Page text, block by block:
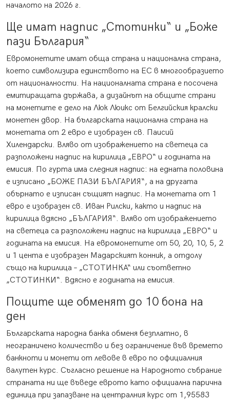
началото на 2026 г.
Ще имат надпис „Стотинки“ и „Боже
пази България“
Евромонетите имат обща страна и национална страна,
което символизира единството на ЕС в многообразието
от националности. На националната страна е посочена
емитиращата държава, а дизайнът на общите страни
на монетите е дело на Люк Люикс от Белгийския кралски
монетен двор. На българската национална страна на
монетата от 2 евро е изобразен св. Паисий
Хилендарски. Вляво от изображението на светеца са
разположени надпис на кирилица „ЕВРО“ и годината на
емисия. По гурта има следния надпис: на едната половина
е изписано „БОЖЕ ПАЗИ БЪЛГАРИЯ“, а на другата
обърнато е изписан същият надпис. На монетата от 1
евро е изобразен св. Иван Рилски, както и надпис на
кирилица вдясно „БЪЛГАРИЯ“. Вляво от изображението
на светеца са разположени надпис на кирилица „ЕВРО“ и
годината на емисия. На евромонетите от 50, 20, 10, 5, 2
и 1 цента е изобразен Мадарският конник, а отдолу
също на кирилица – „СТОТИНКА“ или съответно
„СТОТИНКИ“. Вдясно е годината на емисия.
Пощите ще обменят до 10 бона на
ден
Българската народна банка обменя безплатно, в
неограничено количество и без ограничение във времето
банкноти и монети от левове в евро по официалния
валутен курс. Съгласно решение на Народното събрание
страната ни ще въведе еврото като официална парична
единица при запазване на централния курс от 1,95583